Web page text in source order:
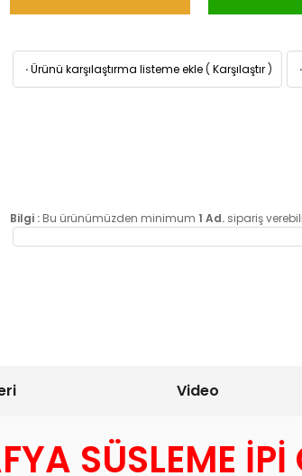
·Ürünü karşılaştırma listeme ekle ( Karşılaştır ) ·
Bilgi : Bu ürünümüzden minimum 1 Ad. sipariş
Video
SÜSLEME